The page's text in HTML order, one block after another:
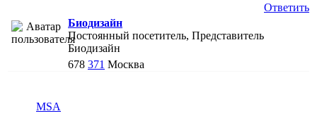
Ответить
Биодизайн
Постоянный посетитель, Представитель
Биодизайн
678 371 Москва
MSA